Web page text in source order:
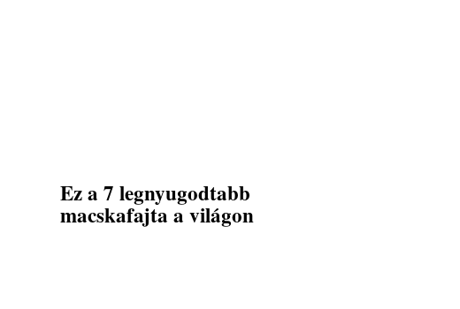
Ez a 7 legnyugodtabb
macskafajta a világon